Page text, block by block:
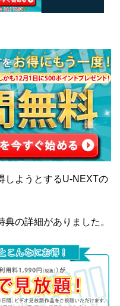
しようとするU-NEXTの
の詳細がありました。